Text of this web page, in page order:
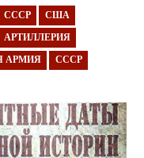
СССР США
АРТИЛЛЕРИЯ
АРМИЯ СССР